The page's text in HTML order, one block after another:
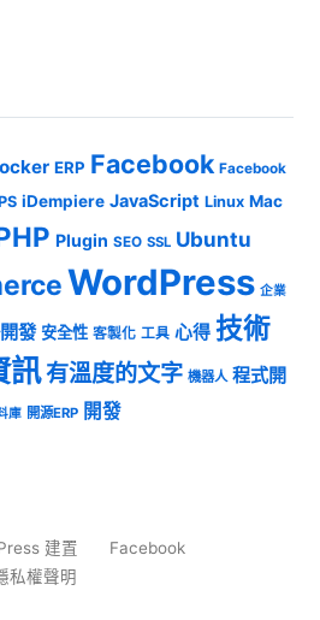
ERP Facebook Facebook
iDempiere JavaScript Linux Mac
Plugin SEO SSL Ubuntu
WordPress 企業
發 安全性 客製化 工具 心得 技術
訊有溫度的文字 機器人 程式開
庫 開源ERP 開發
建置
Facebook
私權聲明